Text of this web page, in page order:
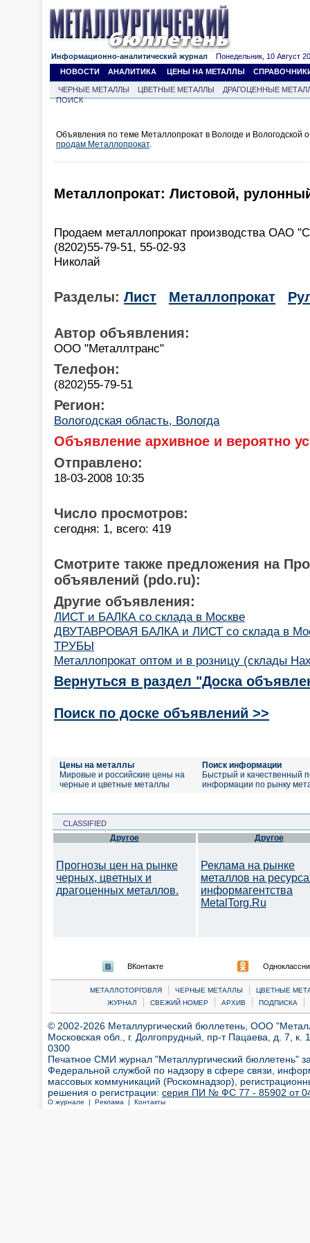
Информационно-аналитический журнал Понедельник, 10 Август
НОВОСТИ
АНАЛИТИКА ЦЕНЫ НА МЕТАЛЛЫ
ЧЕРНЫЕ МЕТАЛЛЫ ЦВЕТНЫЕ МЕТАЛЛЫ
ДРАГОЦЕННЫЕ
ПОИСК
Объявления по теме Металлопрокат в Вологде и Вологодской
продам Металлопрокат.
Металлопрокат: Листовой,
Продаем металлопрокат производства ОАО
(8202)55-79-51, 55-02-93
Николай
Разделы: Лист Металлопрокат
Автор объявления:
ООО "Металлтранс"
Телефон:
(8202)55-79-51
Регион:
Вологодская область, Вологда
Объявление архивное и вероятно
Отправлено:
18-03-2008 10:35
Число просмотров:
сегодня: 1, всего: 419
Смотрите также предложения на
объявлений (pdo.ru):
Другие объявления:
ЛИСТ и БАЛКА со склада в Москве
ДВУТАВРОВАЯ БАЛКА и ЛИСТ со склада в
ТРУБЫ
Металлопрокат оптом и в розницу (склады
Вернуться в раздел "Доска
Поиск по доске объявлений >>
Цены на металлы
Мировые и российские цены на
черные и цветные металлы
Поиск информации
Быстрый и качественный
информации по рынку
CLASSIFIED
Другое
Прогнозы цен на рынке
черных, цветных и
драгоценных металлов.
Другое
Реклама на рынке
металлов на
информагентства
MetalTorg.Ru
ВКонтакте
МЕТАЛЛОТОРГОВЛЯ | ЧЕРНЫЕ МЕТАЛЛЫ |
ЦВЕТНЫЕ
ЖУРНАЛ
| СВЕЖИЙ НОМЕР | АРХИВ | ПОДПИСКА |
© 2002-2026 Металлургический бюллетень, ООО
Московская обл., г. Долгопрудный, пр-т Пацаева, д. 7,
0300
Печатное СМИ журнал "Металлургический бюллетень"
Федеральной службой по надзору в сфере связи,
массовых коммуникаций (Роскомнадзор),
решения о регистрации: серия ПИ № ФС 77 - 85902 от 04
О журнале | Реклама | Контакты